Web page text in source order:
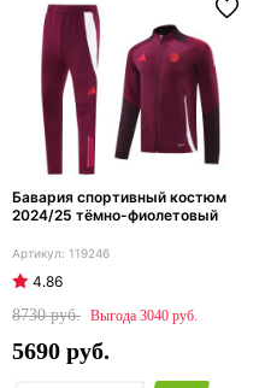
Бавария спортивный костюм
2024/25 тёмно-фиолетовый
119246
4.86
8730
3040
5690